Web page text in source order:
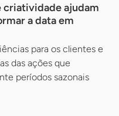
criatividade ajudam
a data em
para os clientes e
das ações que
períodos sazonais